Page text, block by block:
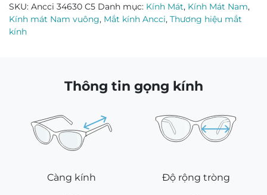
34630_C5
số
SKU: Ancci 34630 C5 Danh mục: Kính Mát, Kính Mát Nam,
Kính mát Nam vuông, Mắt kính Ancci, Thương hiệu mắt
kính
Thông tin gọng kính
Càng kính Độ rộng tròng